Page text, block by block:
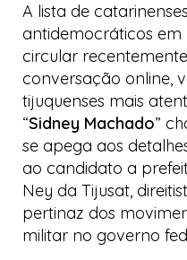
A lista de
antidemocráticos em
circular
conversação online,
tijuquenses mais
“Sidney Machado”
se apega aos
ao candidato a
Ney da Tijusat,
pertinaz dos
militar no governo